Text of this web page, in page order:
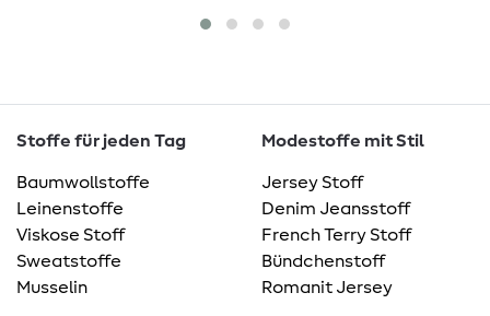
Stoffe für jeden Tag
Baumwollstoffe
Leinenstoffe
Viskose Stoff
Sweatstoffe
Musselin
Modestoffe mit Stil
Jersey Stoff
Denim Jeansstoff
French Terry Stoff
Bündchenstoff
Romanit Jersey